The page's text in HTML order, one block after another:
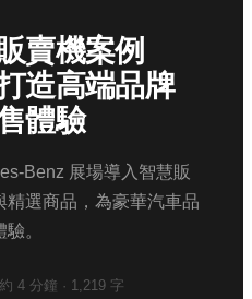
賣機案例
造高端品牌
體驗
Benz 展場導入智慧販
精選商品，為豪華汽車品
。
4 分鐘 · 1,219 字